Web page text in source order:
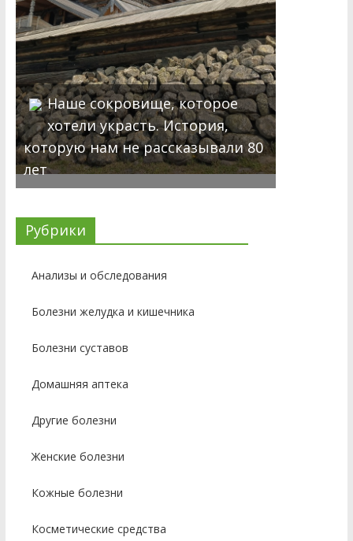
Наше сокровище, которое
хотели украсть. История,
которую нам не рассказывали 80
лет
Рубрики
Анализы и обследования
Болезни желудка и кишечника
Болезни суставов
Домашняя аптека
Другие болезни
Женские болезни
Кожные болезни
Косметические средства